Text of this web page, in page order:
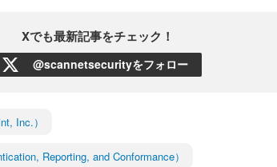
Xでも最新記事をチェック！
@scannetsecurityをフォロー
Inc.）
Reporting, and Conformance）